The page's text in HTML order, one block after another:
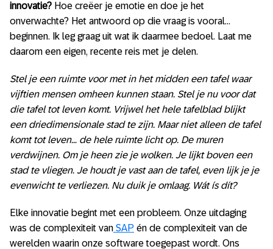
innovatie? Hoe creëer je emotie en doe je het
onverwachte? Het antwoord op die vraag is vooral…
beginnen. Ik leg graag uit wat ik daarmee bedoel. Laat me
daarom een eigen, recente reis met je delen.
Stel je een ruimte voor met in het midden een tafel waar
vijftien mensen omheen kunnen staan. Stel je nu voor dat
die tafel tot leven komt. Vrijwel het hele tafelblad blijkt
een driedimensionale stad te zijn. Maar niet alleen de tafel
komt tot leven… de hele ruimte licht op. De muren
verdwijnen. Om je heen zie je wolken. Je lijkt boven een
stad te vliegen. Je houdt je vast aan de tafel, even lijk je je
evenwicht te verliezen. Nu duik je omlaag. Wát ís dít?
Elke innovatie begint met een probleem. Onze uitdaging
was de complexiteit van SAP én de complexiteit van de
werelden waarin onze software toegepast wordt. Ons